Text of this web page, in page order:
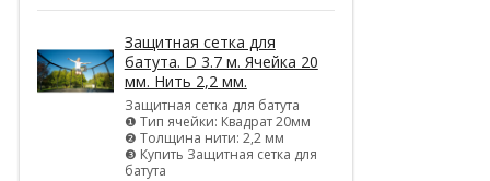
Защитная сетка для
батута. D 3.7 м. Ячейка 20
мм. Нить 2,2 мм.
Защитная сетка для батута
❶ Тип ячейки: Квадрат 20мм
❷ Толщина нити: 2,2 мм
❸ Купить Защитная сетка для
батута